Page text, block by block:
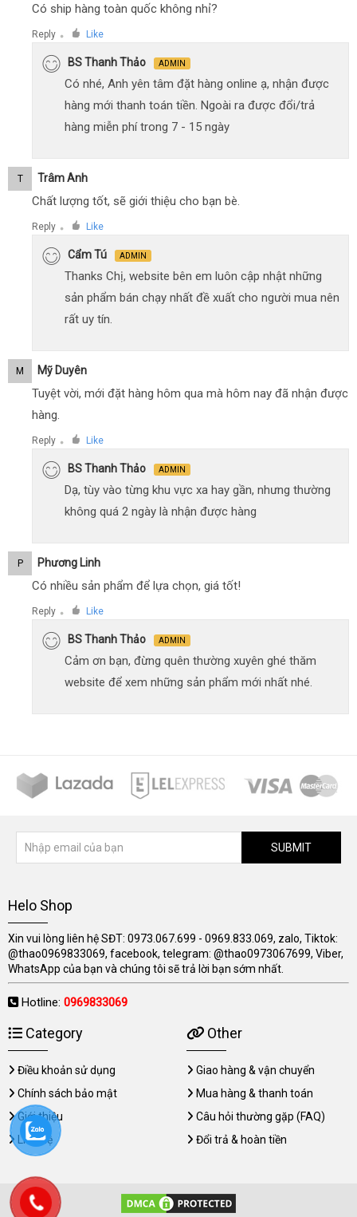
Có ship hàng toàn quốc không nhỉ?
Reply ● Like
BS Thanh Thảo ADMIN
Có nhé, Anh yên tâm đặt hàng online ạ, nhận được
hàng mới thanh toán tiền. Ngoài ra được đổi/trả
hàng miễn phí trong 7 - 15 ngày
T Trâm Anh
Chất lượng tốt, sẽ giới thiệu cho bạn bè.
Reply ● Like
Cẩm Tú ADMIN
Thanks Chị, website bên em luôn cập nhật những
sản phẩm bán chạy nhất đề xuất cho người mua nên
rất uy tín.
M Mỹ Duyên
Tuyệt vời, mới đặt hàng hôm qua mà hôm nay đã nhận được
hàng.
Reply ● Like
BS Thanh Thảo ADMIN
Dạ, tùy vào từng khu vực xa hay gần, nhưng thường
không quá 2 ngày là nhận được hàng
P Phương Linh
Có nhiều sản phẩm để lựa chọn, giá tốt!
Reply ● Like
BS Thanh Thảo ADMIN
Cảm ơn bạn, đừng quên thường xuyên ghé thăm
website để xem những sản phẩm mới nhất nhé.
SUBMIT
Helo Shop
Xin vui lòng liên hệ SĐT: 0973.067.699 - 0969.833.069, zalo, Tiktok:
@thao0969833069, facebook, telegram: @thao0973067699, Viber,
WhatsApp của bạn và chúng tôi sẽ trả lời bạn sớm nhất.
Hotline: 0969833069
Category
Điều khoản sử dụng
Chính sách bảo mật
Giới thiệu
Liên hệ
Other
Giao hàng & vận chuyển
Mua hàng & thanh toán
Câu hỏi thường gặp (FAQ)
Đổi trả & hoàn tiền